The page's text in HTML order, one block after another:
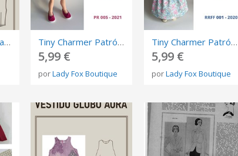
PATRÓN PDF - Chaleco Sastre - Multitalla - Nivel Avanzado Tiny Charmer Patrón vestido para muñecas Paola Reina 32 cm.
5,99 €
porLady Fox Boutique
Tiny Charmer Patrón vestido sin mangas para muñecas Ruby Red Fashion Friends dolls
5,99 €
porLady Fox Boutique